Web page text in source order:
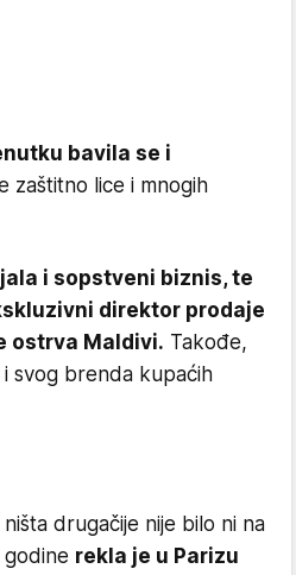
bavila se i
zaštitno lice i mnogih
i sopstveni biznis, te
direktor prodaje
ostrva Maldivi. Takođe,
i svog brenda kupaćih
drugačije nije bilo ni na
godine rekla je u Parizu